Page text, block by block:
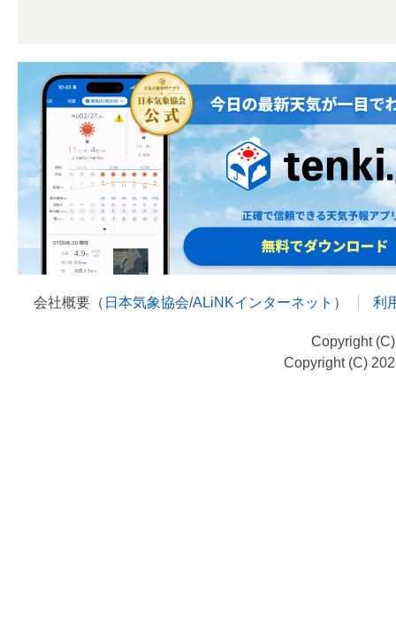
会社概要（ 日本気象協会/ALiNKインターネット ） 利
Copyright
Copyright (C)